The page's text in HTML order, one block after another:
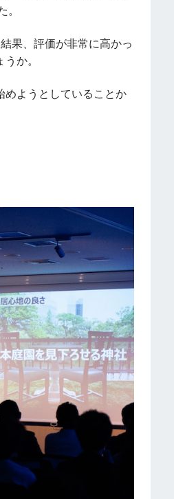
。
果、評価が非常に高かっ
か。
めようとしていることか